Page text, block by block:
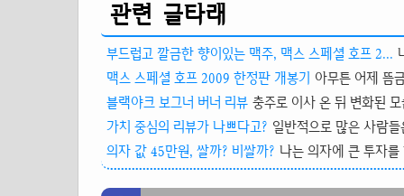
관련 글타래
부드럽고 깔금한 향이있는 맥주, 맥스 스페셜 호프 2...
맥스 스페셜 호프 2009 한정판 개봉기 아무튼 어제 뜸
블랙야크 보그너 버너 리뷰 충주로 이사 온 뒤 변화된
가치 중심의 리뷰가 나쁘다고? 일반적으로 많은 사람
의자 값 45만원, 쌀까? 비쌀까? 나는 의자에 큰 투자